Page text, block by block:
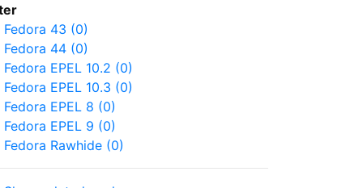
Fedora 43 (0)
Fedora 44 (0)
Fedora EPEL 10.2 (0)
Fedora EPEL 10.3 (0)
Fedora EPEL 8 (0)
Fedora EPEL 9 (0)
Fedora Rawhide (0)